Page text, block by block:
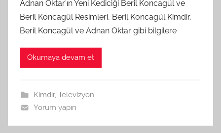
Adnan Oktar’ın Yeni Kediciği Beril Koncagül ve
Beril Koncagül Resimleri, Beril Koncagül Kimdir,
Beril Koncagül ve Adnan Oktar gibi bilgilere
Okumaya devam et
Kimdir, Televizyon
Yorum yapın